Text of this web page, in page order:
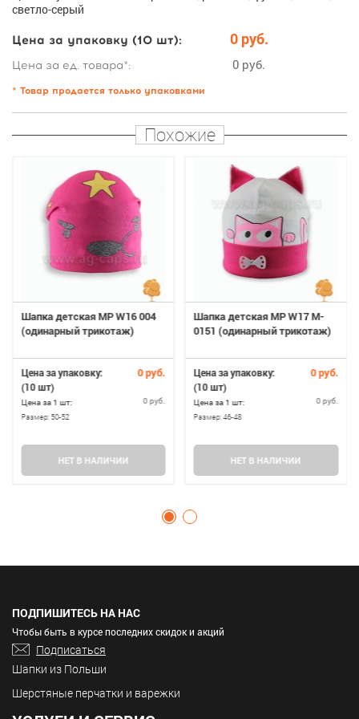
светло-серый
Цена за упаковку (10 шт): 0 руб.
Цена за ед. товара*: 0 руб.
* Товар продается только упаковками
Похожие
Шапка детская MP W16 004
(одинарный трикотаж)
Цена за упаковку: 0 руб.
(10 шт)
Цена за 1 шт: 0 руб.
Размер: 50-52
НЕТ В НАЛИЧИИ
Шапка детская MP W17 M-
0151 (одинарный трикотаж)
Цена за упаковку: 0 руб.
(10 шт)
Цена за 1 шт: 0 руб.
Размер:46-48
НЕТ В НАЛИЧИИ
ПОДПИШИТЕСЬ НА НАС
Чтобы быть в курсе последних скидок и акций
Подписаться
Шапки из Польши
Шерстяные перчатки и варежки